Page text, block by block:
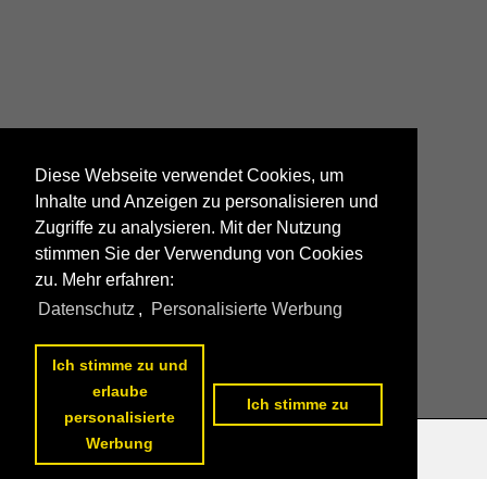
Datenschutzerklärung
Diese Webseite verwendet Cookies, um
Inhalte und Anzeigen zu personalisieren und
Zugriffe zu analysieren. Mit der Nutzung
stimmen Sie der Verwendung von Cookies
zu. Mehr erfahren:
Datenschutz , Personalisierte Werbung
Ich stimme zu und
erlaube
personalisierte
Werbung
Ich stimme zu